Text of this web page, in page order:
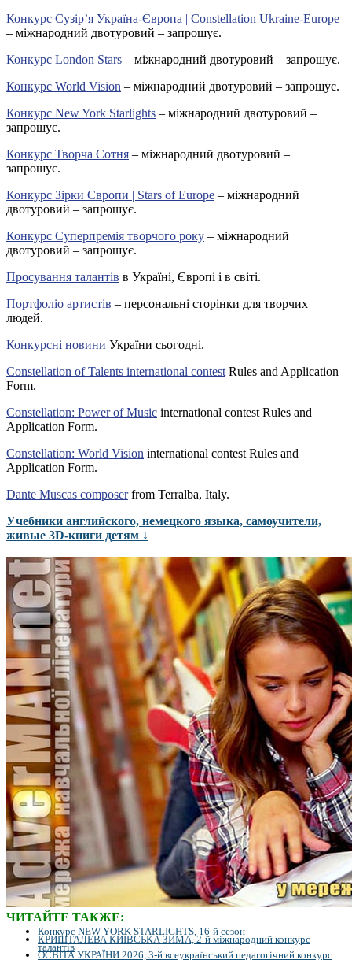
Конкурс Сузір’я Україна-Європа | Constellation Ukraine-Europe
– міжнародний двотуровий – запрошує.
Конкурс London Stars – міжнародний двотуровий – запрошує.
Конкурс World Vision – міжнародний двотуровий – запрошує.
Конкурс New York Starlights – міжнародний двотуровий –
запрошує.
Конкурс Творча Сотня – міжнародний двотуровий –
запрошує.
Конкурс Зірки Європи | Stars of Europe – міжнародний
двотуровий – запрошує.
Конкурс Суперпремія творчого року – міжнародний
двотуровий – запрошує.
Просування талантів в Україні, Європі і в світі.
Портфоліо артистів – персональні сторінки для творчих
людей.
Конкурсні новини України сьогодні.
Constellation of Talents international contest Rules and Application
Form.
Constellation: Power of Music international contest Rules and
Application Form.
Constellation: World Vision international contest Rules and
Application Form.
Dante Muscas composerfrom Terralba, Italy.
Учебники английского, немецкого языка, самоучители,
живые 3D-книги детям ↓
ЧИТАЙТЕ ТАКЖЕ:
Конкурс NEW YORK STARLIGHTS, 16-й сезон
КРИШТАЛЕВА КИЇВСЬКА ЗИМА, 2-й міжнародний конкурс
талантів
ОСВІТА УКРАЇНИ 2026, 3-й всеукраїнський педагогічний конкурс